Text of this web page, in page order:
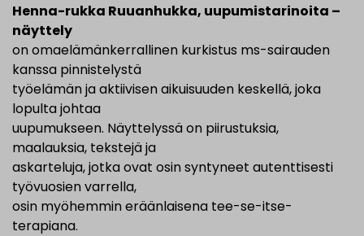
Henna-rukka Ruuanhukka, uupumistarinoita –
näyttely
on omaelämänkerrallinen kurkistus ms-sairauden
kanssa pinnistelystä
työelämän ja aktiivisen aikuisuuden keskellä, joka
lopulta johtaa
uupumukseen. Näyttelyssä on piirustuksia,
maalauksia, tekstejä ja
askarteluja, jotka ovat osin syntyneet autenttisesti
työvuosien varrella,
osin myöhemmin eräänlaisena tee-se-itse-
terapiana.